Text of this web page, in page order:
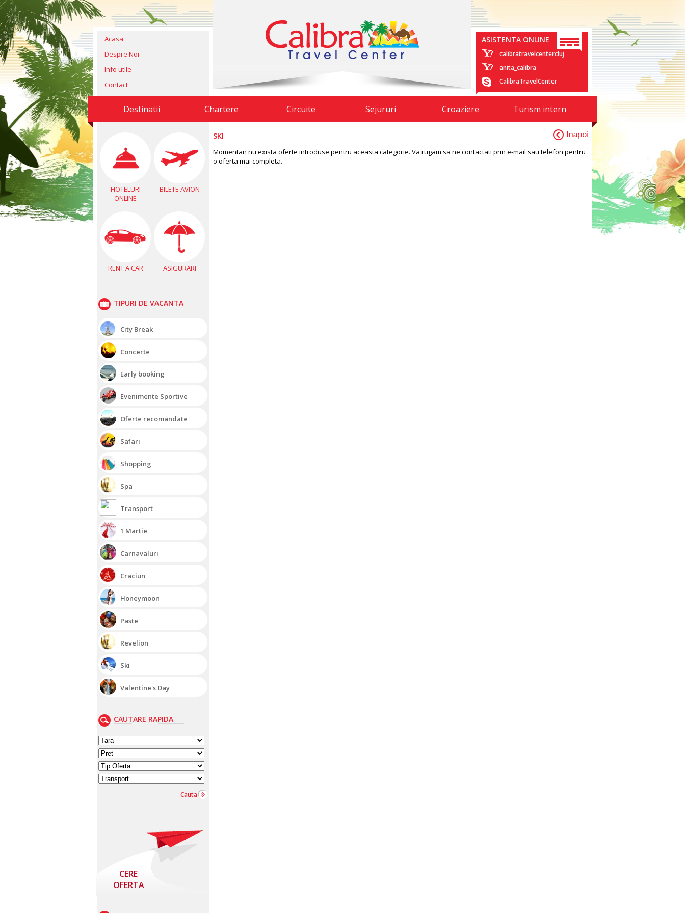
Acasa
Despre Noi
Info utile
Contact
ASISTENTA ONLINE
calibratravelcentercluj
anita_calibra
CalibraTravelCenter
Destinatii Chartere Circuite Sejururi Croaziere Turism intern
HOTELURI
ONLINE
BILETE AVION
RENT A CAR ASIGURARI
TIPURI DE VACANTA
City Break
Concerte
Early booking
Evenimente Sportive
Oferte recomandate
Safari
Shopping
Spa
Transport
1 Martie
Carnavaluri
Craciun
Honeymoon
Paste
Revelion
Ski
Valentine's Day
CAUTARE RAPIDA
Cauta
CERE
OFERTA
SKI
Momentan nu exista oferte introduse pentru aceasta categorie. Va rugam sa ne contactati prin e-mail sau telefon pentru
o oferta mai completa.